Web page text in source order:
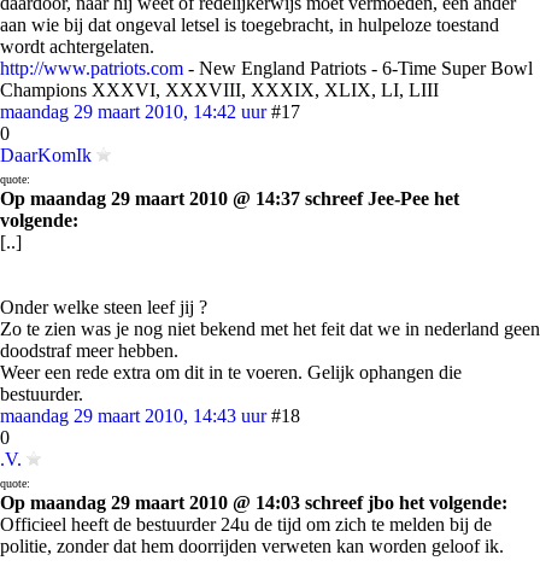
aan wie bij dat ongeval letsel is toegebracht, in hulpeloze toestand
wordt achtergelaten.
http://www.patriots.com - New England Patriots - 6-Time Super Bowl
Champions XXXVI, XXXVIII, XXXIX, XLIX, LI, LIII
maandag 29 maart 2010, 14:42 uur #17
0
DaarKomIk
quote:
Op maandag 29 maart 2010 @ 14:37 schreef Jee-Pee het
volgende:
[..]
Onder welke steen leef jij ?
Zo te zien was je nog niet bekend met het feit dat we in nederland geen
doodstraf meer hebben.
Weer een rede extra om dit in te voeren. Gelijk ophangen die
bestuurder.
maandag 29 maart 2010, 14:43 uur #18
0
.V.
quote:
Op maandag 29 maart 2010 @ 14:03 schreef jbo het volgende:
Officieel heeft de bestuurder 24u de tijd om zich te melden bij de
politie, zonder dat hem doorrijden verweten kan worden geloof ik.